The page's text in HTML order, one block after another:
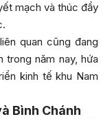
mạch và thúc đẩy
quan cũng đang
trong năm nay, hứa
kinh tế khu Nam
Bình Chánh